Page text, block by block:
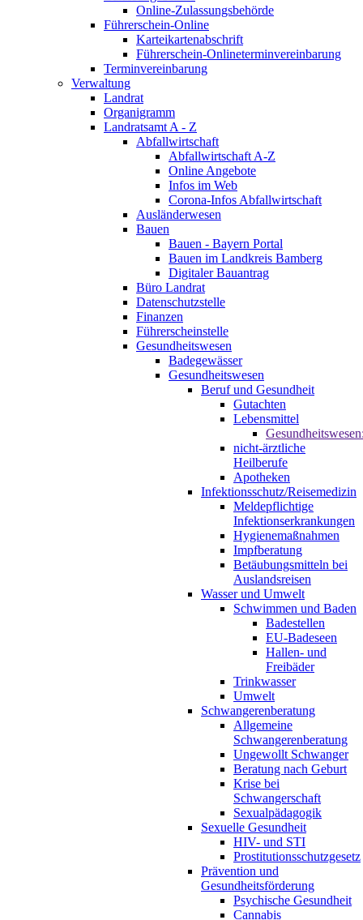
Online-Zulassungsbehörde
Führerschein-Online
Karteikartenabschrift
Führerschein-Onlineterminvereinbarung
Terminvereinbarung
Verwaltung
Landrat
Organigramm
Landratsamt A - Z
Abfallwirtschaft
Abfallwirtschaft A-Z
Online Angebote
Infos im Web
Corona-Infos Abfallwirtschaft
Ausländerwesen
Bauen
Bauen - Bayern Portal
Bauen im Landkreis Bamberg
Digitaler Bauantrag
Büro Landrat
Datenschutzstelle
Finanzen
Führerscheinstelle
Gesundheitswesen
Badegewässer
Gesundheitswesen
Beruf und Gesundheit
Gutachten
Lebensmittel
nicht-ärztliche
Heilberufe
Apotheken
Infektionsschutz/Reisemedizin
Meldepflichtige
Infektionserkrankungen
Hygienemaßnahmen
Impfberatung
Betäubungsmitteln bei
Auslandsreisen
Wasser und Umwelt
Schwimmen und Baden
Badestellen
EU-Badeseen
Hallen- und
Freibäder
Trinkwasser
Umwelt
Schwangerenberatung
Allgemeine
Schwangerenberatung
Ungewollt Schwanger
Beratung nach Geburt
Krise bei
Schwangerschaft
Sexualpädagogik
Sexuelle Gesundheit
HIV- und STI
Prostitutionsschutzgesetz
Prävention und
Gesundheitsförderung
Psychische Gesundheit
Cannabis